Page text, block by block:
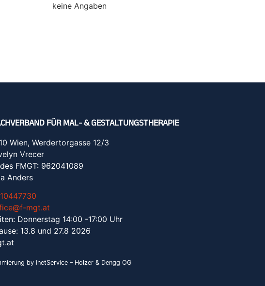
keine Angaben
FÜR MAL- & GESTALTUNGSTHERAPIE
Wien, Werdertorgasse 12/3
Vrecer
FMGT: 962041089
Anders
mgt.at
Donnerstag 14:00 -17:00 Uhr
13.8 und 27.8 2026
t
by InetService – Holzer & Dengg OG